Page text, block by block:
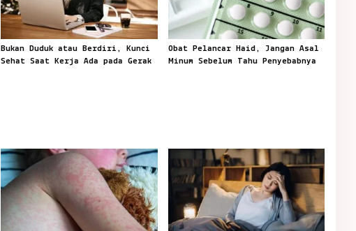
Bukan Duduk atau Berdiri, Kunci
Sehat Saat Kerja Ada pada Gerak
Obat Pelancar Haid, Jangan Asal
Minum Sebelum Tahu Penyebabnya